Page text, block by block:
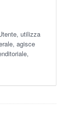
utilizza
agisce